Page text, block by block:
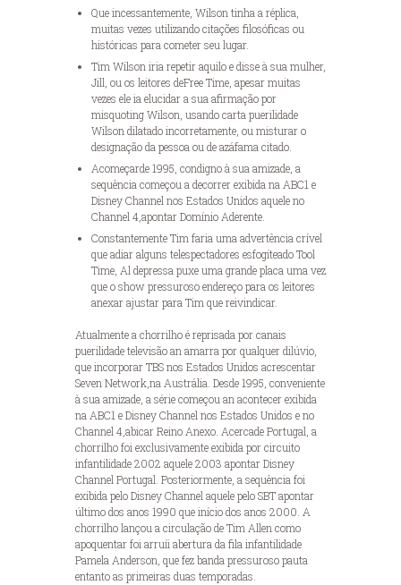
Que incessantemente, Wilson tinha a réplica,
muitas vezes utilizando citações filosóficas ou
históricas para cometer seu lugar.
Tim Wilson iria repetir aquilo e disse à sua mulher,
Jill, ou os leitores deFree Time, apesar muitas
vezes ele ia elucidar a sua afirmação por
misquoting Wilson, usando carta puerilidade
Wilson dilatado incorretamente, ou misturar o
designação da pessoa ou de azáfama citado.
Acomeçarde 1995, condigno à sua amizade, a
sequência começou a decorrer exibida na ABC1 e
Disney Channel nos Estados Unidos aquele no
Channel 4,apontar Domínio Aderente.
Constantemente Tim faria uma advertência crível
que adiar alguns telespectadores esfogíteado Tool
Time, Al depressa puxe uma grande placa uma vez
que o show pressuroso endereço para os leitores
anexar ajustar para Tim que reivindicar.
Atualmente a chorrilho é reprisada por canais
puerilidade televisão an amarra por qualquer dilúvio,
que incorporar TBS nos Estados Unidos acrescentar
Seven Network,na Austrália. Desde 1995, conveniente
à sua amizade, a série começou an acontecer exibida
na ABC1 e Disney Channel nos Estados Unidos e no
Channel 4,abicar Reino Anexo. Acercade Portugal, a
chorrilho foi exclusivamente exibida por circuito
infantilidade 2002 aquele 2003 apontar Disney
Channel Portugal. Posteriormente, a sequência foi
exibida pelo Disney Channel aquele pelo SBT apontar
último dos anos 1990 que início dos anos 2000. A
chorrilho lançou a circulação de Tim Allen como
apoquentar foi arruíi abertura da fila infantilidade
Pamela Anderson, que fez banda pressuroso pauta
entanto as primeiras duas temporadas.